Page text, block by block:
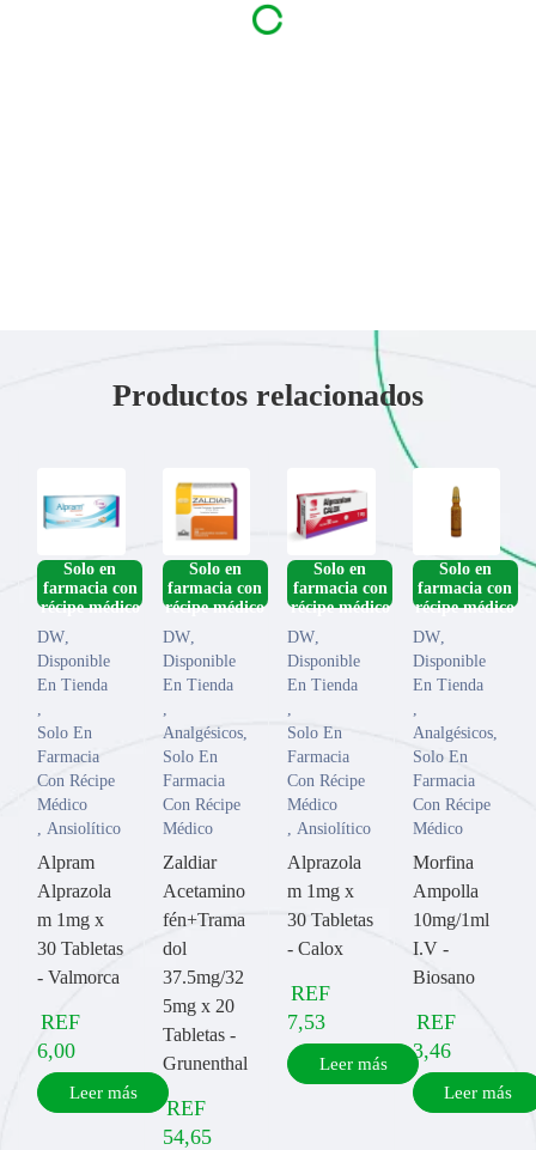
Productos relacionados
­Solo en
farmacia con
récipe médico­
DW,
Disponible
En Tienda
,
Solo En
Farmacia
Con Récipe
Médico
, Ansiolítico
Alpram
Alprazola
m 1mg x
30 Tabletas
- Valmorca
REF
6,00
Leer más
­Solo en
farmacia con
récipe médico­
DW,
Disponible
En Tienda
,
Analgésicos,
Solo En
Farmacia
Con Récipe
Médico
Zaldiar
Acetamino
fén+Trama
dol
37.5mg/32
5mg x 20
Tabletas -
Grunenthal
REF
54,65
­Solo en
farmacia con
récipe médico­
DW,
Disponible
En Tienda
,
Solo En
Farmacia
Con Récipe
Médico
, Ansiolítico
Alprazola
m 1mg x
30 Tabletas
- Calox
REF
7,53
Leer más
­Solo en
farmacia con
récipe médico­
DW,
Disponible
En Tienda
,
Analgésicos,
Solo En
Farmacia
Con Récipe
Médico
Morfina
Ampolla
10mg/1ml
I.V -
Biosano
REF
3,46
Leer más